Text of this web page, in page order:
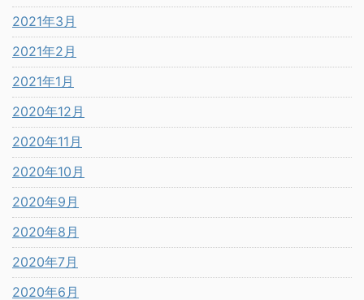
2021年3月
2021年2月
2021年1月
2020年12月
2020年11月
2020年10月
2020年9月
2020年8月
2020年7月
2020年6月